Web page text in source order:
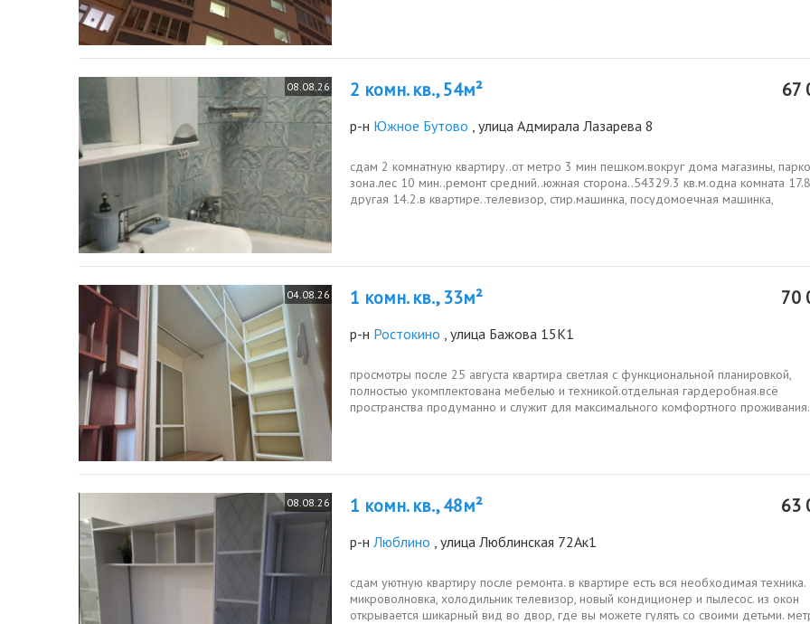
08.08.26 2 комн. кв., 54м² 67
р-н Южное Бутово , улица Адмирала Лазарева 8
сдам 2 комнатную квартиру..от метро 3 мин пешком.вокруг дома магазины,
зона.лес 10 мин..ремонт средний..южная сторона..54329.3 кв.м.одна комната 17.8,
другая 14.2.в квартире..телевизор, стир.машинка, посудомоечная машинка,
04.08.26 1 комн. кв., 33м² 70
р-н Ростокино , улица Бажова 15К1
просмотры после 25 августа квартира светлая с функциональной планировкой,
полностью укомплектована мебелью и техникой.отдельная гардеробная.всё
пространства продуманно и служит для максимального комфортного
08.08.26 1 комн. кв., 48м² 63
р-н Люблино , улица Люблинская 72Ак1
сдам уютную квартиру после ремонта. в квартире есть вся необходимая техника.
микроволновка, холодильник телевизор, новый кондиционер и пылесос. из окон
открывается шикарный вид во двор, где вы можете гулять со своими детьми.